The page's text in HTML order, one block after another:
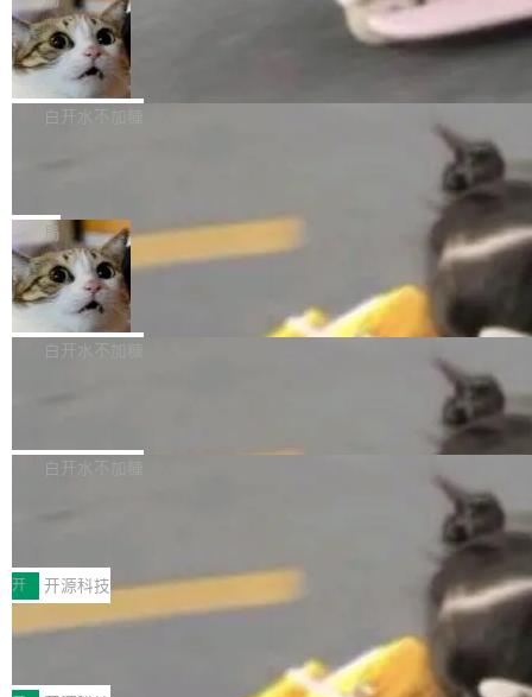
l 迁移或唤醒时，新宿主从 S3 恢复 SQLite 数据
库继续执行。存储库是持久化的唯一真相...
te 17 Pro、OPPO K15，要么是vivo X300 E这
样的次旗舰。 Galaxy Z Fold8 Ultra / Z Fold8 /
Z Flip8三款折叠屏新机均在7月22日发布，且全
部搭载骁龙8 Elite Gen5 for Galaxy，它们本该
本控制系统。目前处于 Early Access 阶段。 De
ltaDB 的核心思路直接写在 landing page 最显
眼的位置：「Software is made between com
mits」——软件是在 commit 之间写出来的。git
是把这段空隙补上。 回退到任何一次编辑：Delt
aDB 捕获 commit 之间的每一次操作，...
SpaceXAI 单季资本开支达 183 亿美元
根据风险投资人Tomer Tunguz 博客（VC 分
析）披露的最新分析与第二季度业绩报告，Spac
微软同期总资本开支的四成。 与亚马逊、Alpha
bet、微软以及 Meta 等传统科技巨头相比，Spa
ceXAI的资金消耗速度尤为引人瞩目。然而，支
撑庞大支出的资金来源却呈现出截然不同的面
貌。数据显示，微软和 Meta 主要依托充沛的经
白开水不加糖
一个在终端里运行的编程 agent；Muse Spark
1.2，驱动这个 agent 的新模型。一句话概括：
你可以用 curl -fsSL https://dev.meta.ai/install.
sh | bash 安装一个能在大项目里自动规划、写
代码、验证结果的 AI 终端工具。 据介绍，Muse
个主 agent 循环，外加一组后台 agent。这些后
局
美团开源 LoHoSearch，用知识图谱校
准 AI 能力认知
机器出题的前提，是让机器拥有全局视野。整个
构建流程可以分为四个环节：建图 → 控制难度
白开水不加糖
库，并将作为transport接入Mooncake TENT。
MPComm将作为一种传输引擎接入Mooncake T
ENT，实现零拷贝传输性能提升30%、非零拷贝
传输性能最高提升5倍。UCL-MPComm底层基
于自研UCL-Engine通信引擎，后续腾讯网平将
持续开源更多基于UCL-Engine的高性能通信组
白开水不加糖
型案例入选名单》，深信服“面向企业研发场景的
开源 AI 编程平台 CoStrict 应用”凭借卓越的技术
创新与落地成效成功入选。 全链路私有化部署，
助力企业AI研发安全落地 当前，越来越多企业已
开 开源科技
深信服AI算力网关入选工信部人工智能
前不久，工业和信息化部正式发布《2025年人工